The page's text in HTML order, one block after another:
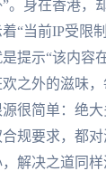
。身在香港，
“当前IP受限
提示“该内容
之外的滋味
很简单：绝
规要求，都
，解决之道同